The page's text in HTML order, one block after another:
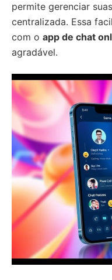
permite gerenciar
centralizada. Essa
com o app de chat
agradável.